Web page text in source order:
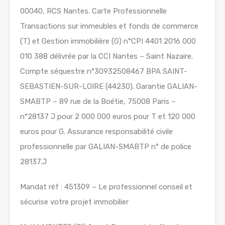
00040, RCS Nantes. Carte Professionnelle
Transactions sur immeubles et fonds de commerce
(T) et Gestion immobilière (G) n°CPI 4401 2016 000
010 388 délivrée par la CCI Nantes – Saint Nazaire.
Compte séquestre n°30932508467 BPA SAINT-
SEBASTIEN-SUR-LOIRE (44230). Garantie GALIAN-
SMABTP – 89 rue de la Boétie, 75008 Paris –
n°28137 J pour 2 000 000 euros pour T et 120 000
euros pour G. Assurance responsabilité civile
professionnelle par GALIAN-SMABTP n° de police
28137.J
Mandat réf : 451309 – Le professionnel conseil et
sécurise votre projet immobilier